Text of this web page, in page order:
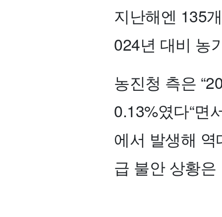
지난해엔 135
024년 대비 농
농진청 측은
0.13%였다“면
에서 발생해 역
급 불안 상황